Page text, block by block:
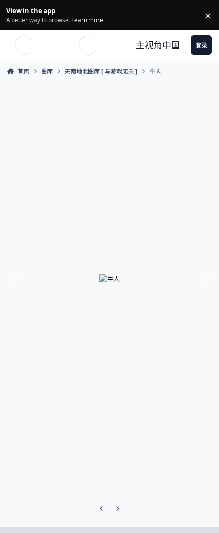
View in the app
A better way to browse. Learn more. ×
主视角中国 登录
首页 图库 天南地北图库 [ 与游戏无关 ] 牛人
Previous carousel slide
Next carousel slide